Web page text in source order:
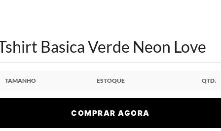
Basica Verde Neon Love
TAMANHO ESTOQUE QTD.
COMPRAR AGORA